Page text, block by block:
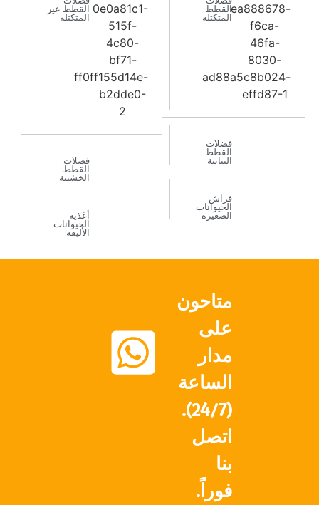
القطط
المتكتلة
فضلات
القطط
النباتية
فراش
الحيوانات
الصغيرة
القطط غير
المتكتلة
فضلات
القطط
الخشبية
أغذية
الحيوانات
الأليفة
متاحون
على
مدار
الساعة
(24/7).
اتصل
بنا
فوراً.